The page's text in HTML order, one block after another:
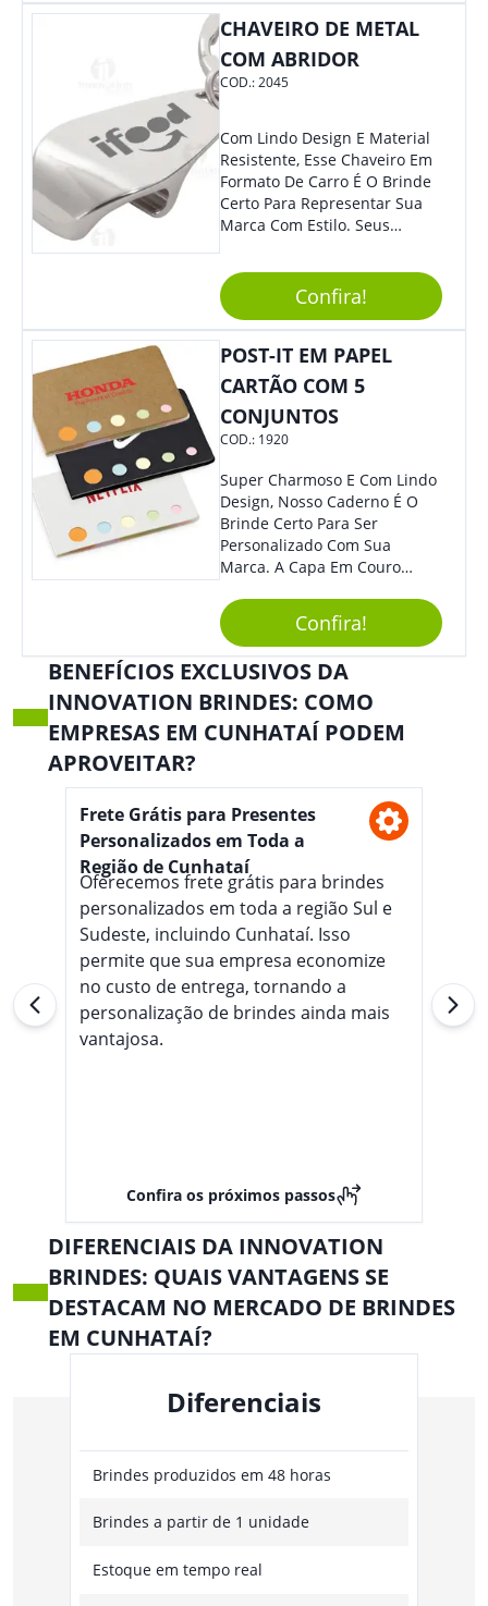
Visibilidade De Sua Empresa!
CHAVEIRO DE METAL
COM ABRIDOR
COD.:2045
Com Lindo Design E Material
Resistente, Esse Chaveiro Em
Formato De Carro É O Brinde
Certo Para Representar Sua
Marca Com Estilo. Seus
Adorar.
Confira!
POST-IT EM PAPEL
CARTÃO COM 5
CONJUNTOS
COD.: 1920
Super Charmoso E Com Lindo
Design, Nosso Caderno É O
Brinde Certo Para Ser
Personalizado Com Sua
Marca. A Capa Em Couro
Elástico Permite Maior
Segurança Ao Carregá-Lo.
Ofereça A Seus Clientes E
Colaboradores, Sem Dúvidas
Eles Irão Adorar.
Confira!
BENEFÍCIOS EXCLUSIVOS DA
INNOVATION BRINDES: COMO
EMPRESAS EM CUNHATAÍ PODEM
APROVEITAR?
Frete Grátis para Presentes
Personalizados em Toda a
Região de Cunhataí
Oferecemos frete grátis para brindes
personalizados em toda a região Sul e
Sudeste, incluindo Cunhataí. Isso
permite que sua empresa economize
no custo de entrega, tornando a
personalização de brindes ainda mais
vantajosa.
Confira os próximos passos
DIFERENCIAIS DA INNOVATION
BRINDES: QUAIS VANTAGENS SE
DESTACAM NO MERCADO DE BRINDES
EM CUNHATAÍ?
Diferenciais
Brindes produzidos em 48 horas
Brindes a partir de 1 unidade
Estoque em tempo real